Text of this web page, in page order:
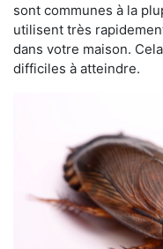
sont communes à la
utilisent très
dans votre maison.
difficiles à atteindre.